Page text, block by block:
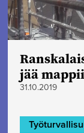
jää
31.10.2019